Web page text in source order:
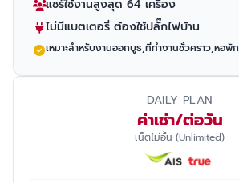
แชร์ใช้งานสูงสุด 64 เครื่อง
ไม่มีแบตเตอรี่ ต้องใช้ปลั๊กไฟบ้าน
เหมาะสำหรับงานออกบูธ,ที่ทำงานชั่วคราว,หอพัก
DAILY PLAN
ค่าเช่า/ต่อวัน
เน็ตไม่อั้น (Unlimited)